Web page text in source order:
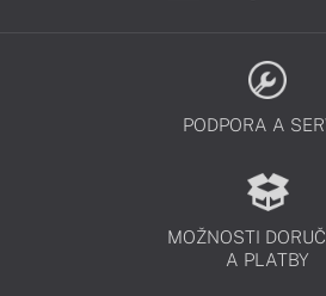
PODPORA A
MOŽNOSTI
A PLATBY